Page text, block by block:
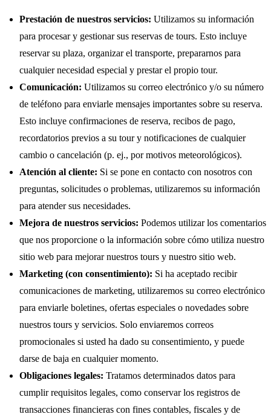
Prestación de nuestros servicios: Utilizamos su información
para procesar y gestionar sus reservas de tours. Esto incluye
reservar su plaza, organizar el transporte, prepararnos para
cualquier necesidad especial y prestar el propio tour.
Comunicación: Utilizamos su correo electrónico y/o su número
de teléfono para enviarle mensajes importantes sobre su reserva.
Esto incluye confirmaciones de reserva, recibos de pago,
recordatorios previos a su tour y notificaciones de cualquier
cambio o cancelación (p. ej., por motivos meteorológicos).
Atención al cliente: Si se pone en contacto con nosotros con
preguntas, solicitudes o problemas, utilizaremos su información
para atender sus necesidades.
Mejora de nuestros servicios: Podemos utilizar los comentarios
que nos proporcione o la información sobre cómo utiliza nuestro
sitio web para mejorar nuestros tours y nuestro sitio web.
Marketing (con consentimiento): Si ha aceptado recibir
comunicaciones de marketing, utilizaremos su correo electrónico
para enviarle boletines, ofertas especiales o novedades sobre
nuestros tours y servicios. Solo enviaremos correos
promocionales si usted ha dado su consentimiento, y puede
darse de baja en cualquier momento.
Obligaciones legales: Tratamos determinados datos para
cumplir requisitos legales, como conservar los registros de
transacciones financieras con fines contables, fiscales y de